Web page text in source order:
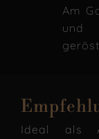
Am
und
Ideal als